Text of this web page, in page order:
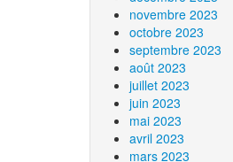
novembre 2023
octobre 2023
septembre 2023
août 2023
juillet 2023
juin 2023
mai 2023
avril 2023
mars 2023